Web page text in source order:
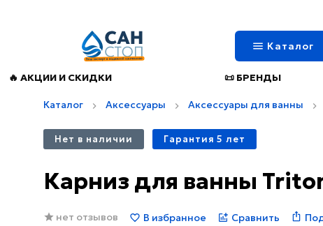
Каталог
🔥 АКЦИИ И СКИДКИ 📜 БРЕНДЫ
Каталог Аксессуары Аксессуары для ванны
Нет в наличии Гарантия 5 лет
Карниз для ванны
нет отзывов В избранное Сравнить